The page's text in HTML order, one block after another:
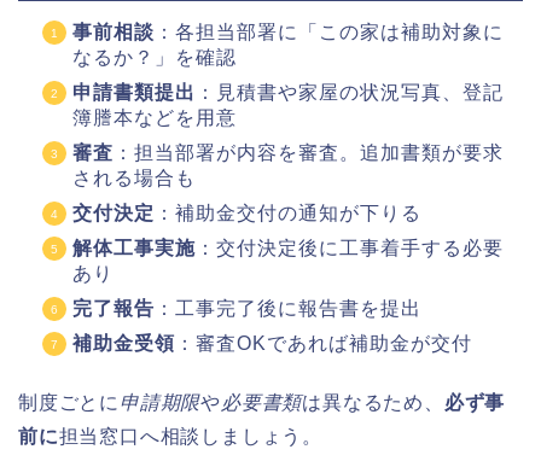
事前相談 ：各担当部署に「この家は補助対象に
なるか？」を確認
申請書類提出 ：見積書や家屋の状況写真、登記
簿謄本などを用意
審査 ：担当部署が内容を審査。追加書類が要求
される場合も
交付決定 ：補助金交付の通知が下りる
解体工事実施 ：交付決定後に工事着手する必要
あり
完了報告 ：工事完了後に報告書を提出
補助金受領 ：審査OKであれば補助金が交付
制度ごとに申請期限や必要書類は異なるため、 必ず事
前に担当窓口へ相談しましょう。